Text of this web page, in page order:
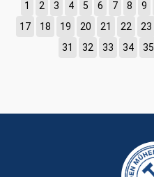
1 2 3 4 5 6 7 8 9
17
18 19 20 21 22 23
31
32 33 34 35